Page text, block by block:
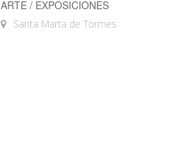
ARTE / EXPOSICIONES
Santa Marta de Tormes